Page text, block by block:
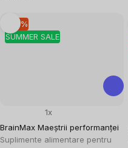
SUMMER SALE
–10 %
BrainMax Maeștrii performanței
Suplimente alimentare pentru
1x